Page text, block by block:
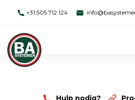
+31 505 712 124
Hulp nodig?